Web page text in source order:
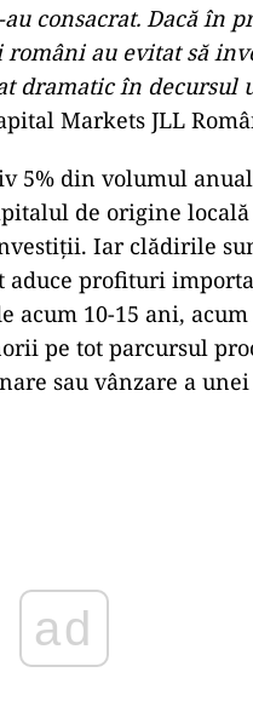
consacrat. Dacă în
au evitat să
dramatic în decursul
Markets JLL
5% din volumul
de origine locală
Iar clădirile
profituri
acum 10-15 ani,
pe tot parcursul
sau vânzare a